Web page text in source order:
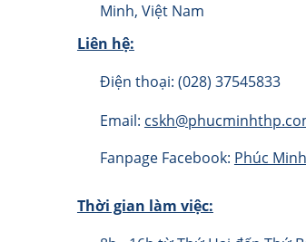
Minh, Việt Nam
Liên hệ:
Điện thoại: (028) 37545833
Thời gian làm việc:
Email:
Fanpage Facebook: Phúc